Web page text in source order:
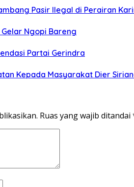
Pasir Ilegal di Perairan
Gelar Ngopi Bareng
Partai Gerindra
Kepada Masyarakat Dier
Ruas yang wajib ditandai